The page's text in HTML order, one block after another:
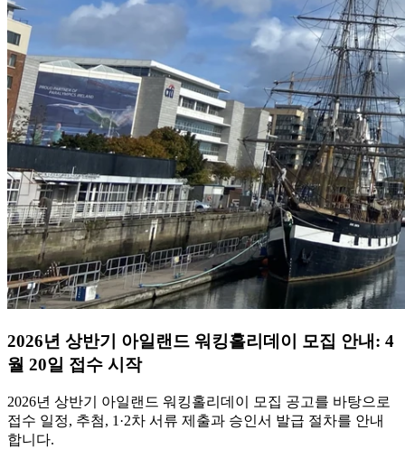
2026년 상반기 아일랜드 워킹홀리데이 모집 안내: 4
월 20일 접수 시작
2026년 상반기 아일랜드 워킹홀리데이 모집 공고를 바탕으로
접수 일정, 추첨, 1·2차 서류 제출과 승인서 발급 절차를 안내
합니다.